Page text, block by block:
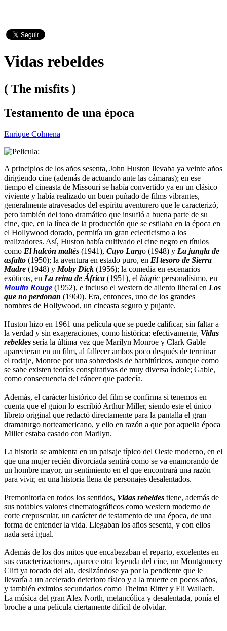
Vidas rebeldes
( The misfits )
Testamento de una época
Enrique Colmena
A principios de los años sesenta, John Huston llevaba ya veinte años
dirigiendo cine (además de actuando ante las cámaras); en ese
tiempo el cineasta de Missouri se había convertido ya en un clásico
viviente y había realizado un buen puñado de films vibrantes,
generalmente atravesados del espíritu aventurero que le caracterizó,
pero también del tono dramático que insufló a buena parte de su
cine, que, en la línea de la producción que se estilaba en la época en
el Hollywood dorado, permitía un gran eclecticismo a los
realizadores. Así, Huston había cultivado el cine negro en títulos
como El halcón maltés (1941), Cayo Largo (1948) y La jungla de
asfalto (1950); la aventura en estado puro, en El tesoro de Sierra
Madre (1948) y Moby Dick (1956); la comedia en escenarios
exóticos, en La reina de África (1951), el biopic personalísimo, en
Moulin Rouge (1952), e incluso el western de aliento liberal en Los
que no perdonan (1960). Era, entonces, uno de los grandes
nombres de Hollywood, un cineasta seguro y pujante.
Huston hizo en 1961 una película que se puede calificar, sin faltar a
la verdad y sin exageraciones, como histórica: efectivamente, Vidas
rebeldes sería la última vez que Marilyn Monroe y Clark Gable
aparecieran en un film, al fallecer ambos poco después de terminar
el rodaje, Monroe por una sobredosis de barbitúricos, aunque como
se sabe existen teorías conspirativas de muy diversa índole; Gable,
como consecuencia del cáncer que padecía.
Además, el carácter histórico del film se confirma si tenemos en
cuenta que el guion lo escribió Arthur Miller, siendo este el único
libreto original que redactó directamente para la pantalla el gran
dramaturgo norteamericano, y ello en razón a que por aquella época
Miller estaba casado con Marilyn.
La historia se ambienta en un paisaje típico del Oeste moderno, en el
que una mujer recién divorciada sentirá como se va enamorando de
un hombre mayor, un sentimiento en el que encontrará una razón
para vivir, en una historia llena de personajes desalentados.
Premonitoria en todos los sentidos, Vidas rebeldes tiene, además de
sus notables valores cinematográficos como western moderno de
corte crepuscular, un carácter de testamento de una época, de una
forma de entender la vida. Llegaban los años sesenta, y con ellos
nada será igual.
Además de los dos mitos que encabezaban el reparto, excelentes en
sus caracterizaciones, aparece otra leyenda del cine, un Montgomery
Clift ya tocado del ala, deslizándose ya por la pendiente que le
llevaría a un acelerado deterioro físico y a la muerte en pocos años,
y también eximios secundarios como Thelma Ritter y Eli Wallach.
La música del gran Alex North, melancólica y desalentada, ponía el
broche a una película ciertamente difícil de olvidar.